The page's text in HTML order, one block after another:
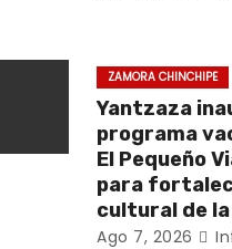
ZAMORA CHINCHIPE
Yantzaza
programa
El Pequeño
para
cultural de
Ago 7, 2026